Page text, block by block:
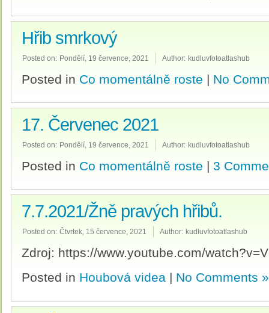
Hřib smrkový
Posted on: Pondělí, 19 července, 2021 Author: kudluvfotoatlashub
Posted in Co momentálně roste | No
17. Červenec 2021
Posted on: Pondělí, 19 července, 2021 Author: kudluvfotoatlashub
Posted in Co momentálně roste | 3
7.7.2021/Žně pravých hřibů.
Posted on: Čtvrtek, 15 července, 2021 Author: kudluvfotoatlashub
Zdroj: https://www.youtube.com/
Posted in Houbová videa | No Comments »